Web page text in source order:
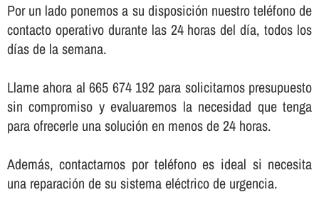
Por un lado ponemos a su disposición nuestro teléfono de
contacto operativo durante las 24 horas del dí­a, todos los
dí­as de la semana.
Llame ahora al 665 674 192 para solicitarnos presupuesto
sin compromiso y evaluaremos la necesidad que tenga
para ofrecerle una solución en menos de 24 horas.
Además, contactarnos por teléfono es ideal si necesita
una reparación de su sistema eléctrico de urgencia.